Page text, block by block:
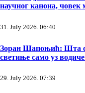
научног канона, човек
31. July 2026. 06:40
Зоран Шапоњић: Шта
светиње само уз
29. July 2026. 07:39